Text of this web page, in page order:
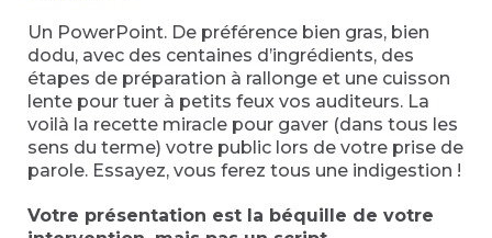
Un PowerPoint. De préférence bien gras, bien
dodu, avec des centaines d’ingrédients, des
étapes de préparation à rallonge et une cuisson
lente pour tuer à petits feux vos auditeurs. La
voilà la recette miracle pour gaver (dans tous les
sens du terme) votre public lors de votre prise de
parole. Essayez, vous ferez tous une indigestion !
Votre présentation est la béquille de votre